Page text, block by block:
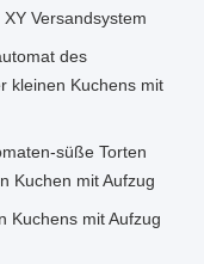
Versandsystem
des
kleinen Kuchens mit
süße Torten
Kuchen mit Aufzug
Kuchens mit Aufzug